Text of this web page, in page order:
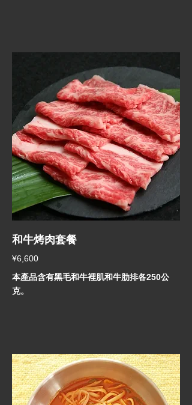
和牛烤肉套餐
¥6,600
本產品含有黑毛和牛裡肌和牛肋排各250公
克。